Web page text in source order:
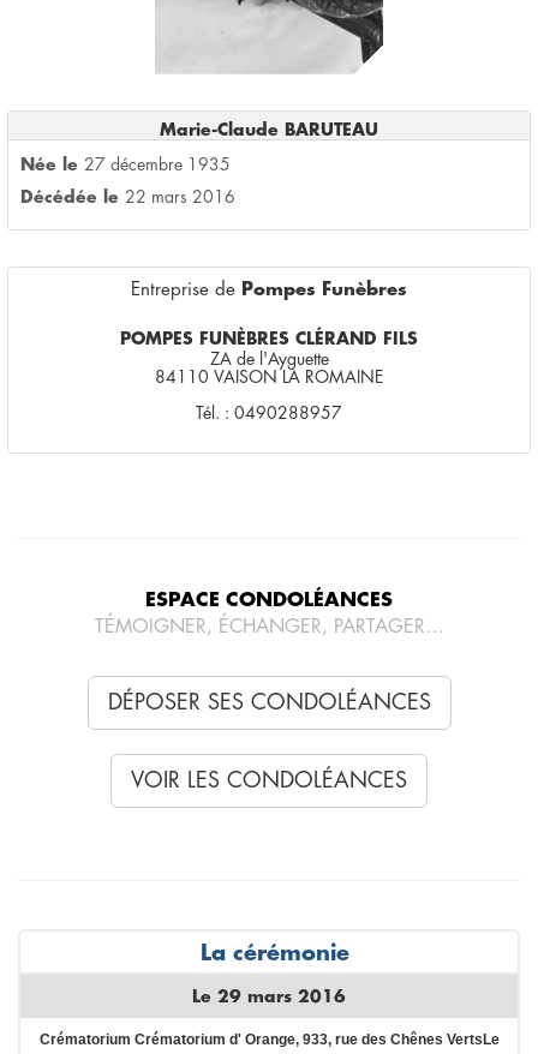
Marie-Claude BARUTEAU
Née le 27 décembre 1935
Décédée le 22 mars 2016
Entreprise de Pompes Funèbres
POMPES FUNÈBRES CLÉRAND FILS
ZA de l'Ayguette
84110 VAISON LA ROMAINE
Tél. : 0490288957
ESPACE CONDOLÉANCES
TÉMOIGNER, ÉCHANGER, PARTAGER…
DÉPOSER SES CONDOLÉANCES
VOIR LES CONDOLÉANCES
La cérémonie
Le 29 mars 2016
Crématorium Crématorium d' Orange, 933, rue des Chênes VertsLe